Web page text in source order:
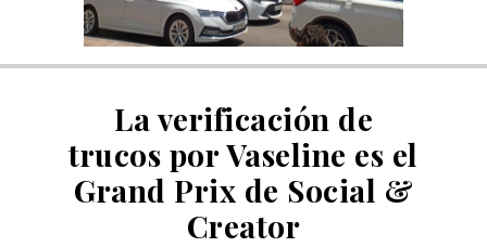
La verificación de
trucos por Vaseline es el
Grand Prix de Social &
Creator